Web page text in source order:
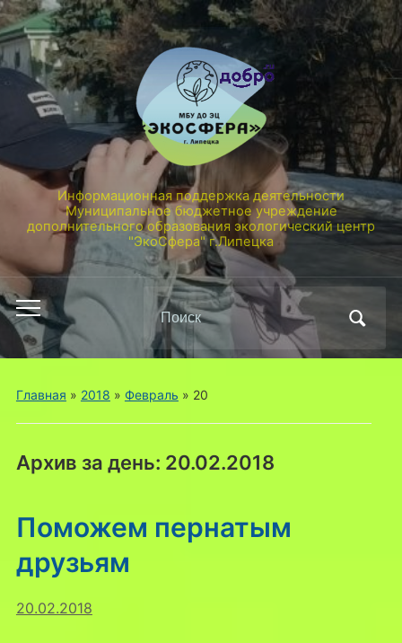
Информационная поддержка деятельности
Муниципальное бюджетное учреждение
дополнительного образования экологический центр
"ЭкоСфера" г.Липецка
Переключить
мобильное
меню
Поиск
по:
Главная » 2018 » Февраль » 20
Архив за день: 20.02.2018
Поможем пернатым
друзьям
20.02.2018